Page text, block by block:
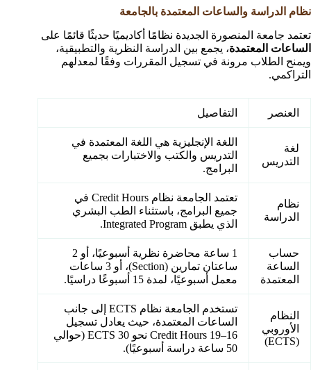
نظام الدراسة والساعات المعتمدة بالجامعة
تعتمد جامعة المنصورة الجديدة نظامًا أكاديميًا حديثًا قائمًا على
الساعات المعتمدة، يجمع بين الدراسة النظرية والتطبيقية،
ويمنح الطلاب مرونة في تسجيل المقررات وفقًا لمعدلهم
التراكمي.
العنصر التفاصيل
لغة
التدريس
اللغة الإنجليزية هي اللغة المعتمدة في
التدريس والكتب والاختبارات بجميع
البرامج.
نظام
الدراسة
تعتمد الجامعة نظام Credit Hours في
جميع البرامج، باستثناء الطب البشري
الذي يطبق Integrated Program.
حساب
الساعة
المعتمدة
1 ساعة محاضرة نظرية أسبوعيًا، أو 2
ساعتان تمارين (Section)، أو 3 ساعات
معمل أسبوعيًا، لمدة 15 أسبوعًا دراسيًا.
النظام
الأوروبي
(ECTS)
تستخدم الجامعة نظام ECTS إلى جانب
الساعات المعتمدة، حيث يعادل تسجيل
16–19 Credit Hours نحو 30 ECTS (حوالي
50 ساعة دراسة أسبوعيًا).